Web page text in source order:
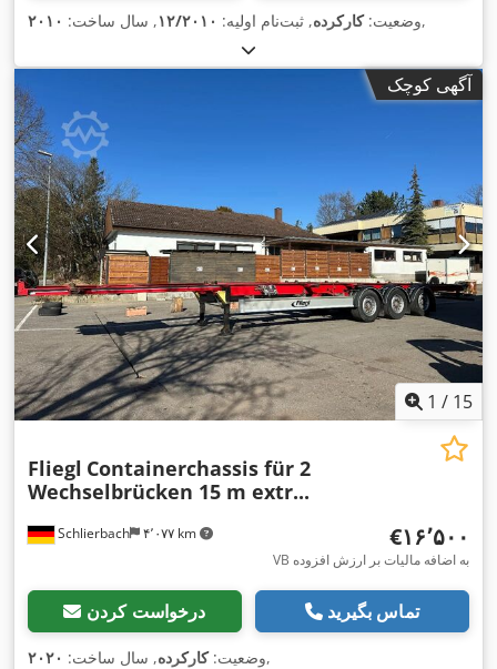
وضعیت:کارکرده, ثبت‌نام اولیه: ۱۲/۲۰۱۰, سال ساخت: ۲۰۱۰ ,
آگهی کوچک
1 / 15
Schlierbach ۴٬۰۷۷ km
Fliegl Containerchassis für 2
Wechselbrücken 15 m extr...
‎€۱۶٬۵۰۰
VB به اضافه مالیات بر ارزش افزوده
درخواست کردن تماس بگیرید
وضعیت:کارکرده, سال ساخت: ۲۰۲۰ ,